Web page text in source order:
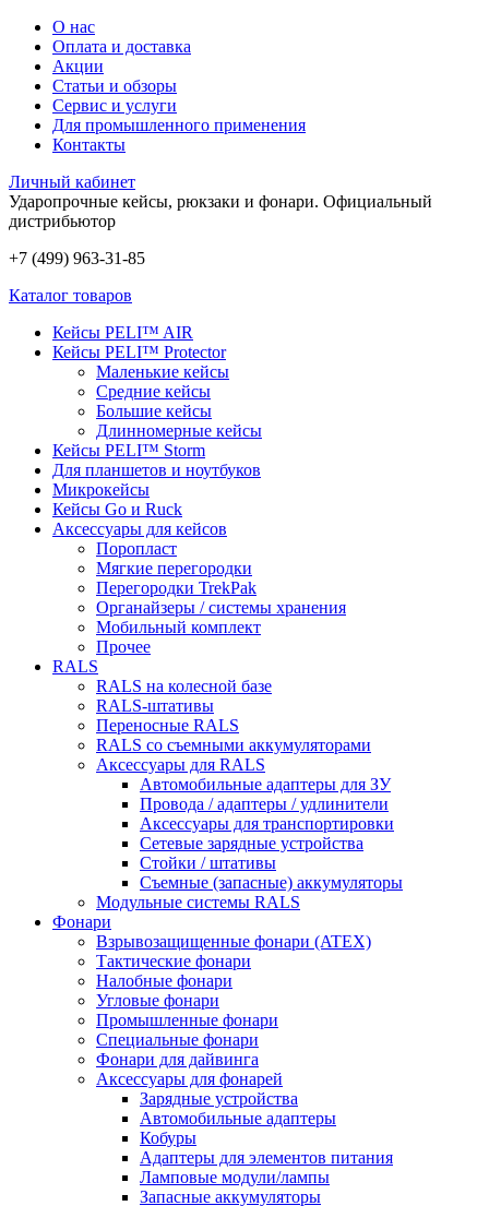
О нас
Оплата и доставка
Акции
Статьи и обзоры
Сервис и услуги
Для промышленного применения
Контакты
Личный кабинет
Ударопрочные кейсы, рюкзаки и фонари. Официальный
дистрибьютор
+7 (499) 963-31-85
Каталог товаров
Кейсы PELI™ AIR
Кейсы PELI™ Protector
Маленькие кейсы
Средние кейсы
Большие кейсы
Длинномерные кейсы
Кейсы PELI™ Storm
Для планшетов и ноутбуков
Микрокейсы
Кейсы Go и Ruck
Аксессуары для кейсов
Поропласт
Мягкие перегородки
Перегородки TrekPak
Органайзеры / системы хранения
Мобильный комплект
Прочее
RALS
RALS на колесной базе
RALS-штативы
Переносные RALS
RALS со съемными аккумуляторами
Аксессуары для RALS
Автомобильные адаптеры для ЗУ
Провода / адаптеры / удлинители
Аксессуары для транспортировки
Сетевые зарядные устройства
Стойки / штативы
Съемные (запасные) аккумуляторы
Модульные системы RALS
Фонари
Взрывозащищенные фонари (ATEX)
Тактические фонари
Налобные фонари
Угловые фонари
Промышленные фонари
Специальные фонари
Фонари для дайвинга
Аксессуары для фонарей
Зарядные устройства
Автомобильные адаптеры
Кобуры
Адаптеры для элементов питания
Ламповые модули/лампы
Запасные аккумуляторы